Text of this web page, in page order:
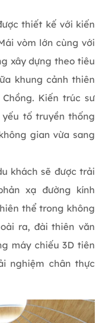
thiết kế với kiến
vòm lớn cùng với
xây dựng theo tiêu
khung cảnh thiên
Kiến trúc sư
tố truyền thống
gian vừa sang
khách sẽ được trải
xạ đường kính
thể trong không
ra, đài thiên văn
máy chiếu 3D tiên
nghiệm chân thực